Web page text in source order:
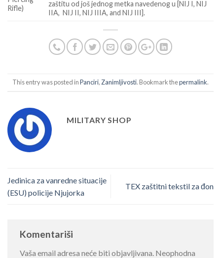
Rifle)
zaštitu od još jednog metka navedenog u [NIJ I, NIJ
IIA, NIJ II, NIJ IIIA, and NIJ III].
This entry was posted inPanciri, Zanimljivosti. Bookmark thepermalink.
MILITARY SHOP
Jedinica za vanredne situacije
(ESU) policije Njujorka
TEX zaštitni tekstil za đon
Komentariši
Vaša email adresa neće biti objavljivana. Neophodna